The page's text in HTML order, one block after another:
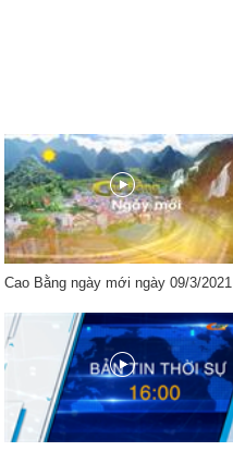
Cao Bằng ngày mới ngày 09/3/2021